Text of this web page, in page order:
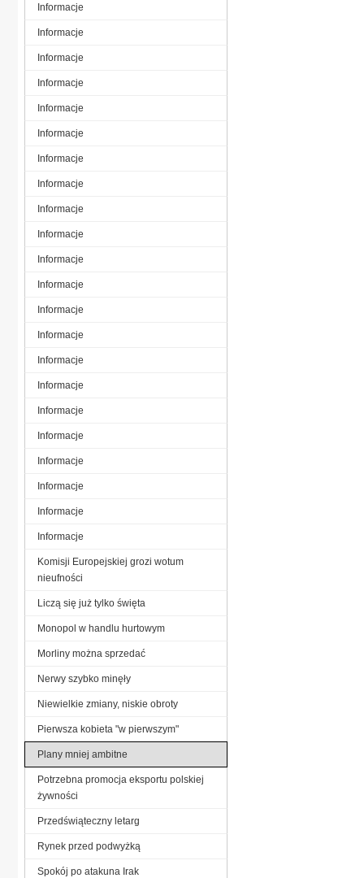
Informacje
Informacje
Informacje
Informacje
Informacje
Informacje
Informacje
Informacje
Informacje
Informacje
Informacje
Informacje
Informacje
Informacje
Informacje
Informacje
Informacje
Informacje
Informacje
Informacje
Informacje
Informacje
Komisji Europejskiej grozi wotum
nieufności
Liczą się już tylko święta
Monopol w handlu hurtowym
Morliny można sprzedać
Nerwy szybko minęły
Niewielkie zmiany, niskie obroty
Pierwsza kobieta "w pierwszym"
Plany mniej ambitne
Potrzebna promocja eksportu polskiej
żywności
Przedświąteczny letarg
Rynek przed podwyżką
Spokój po atakuna Irak